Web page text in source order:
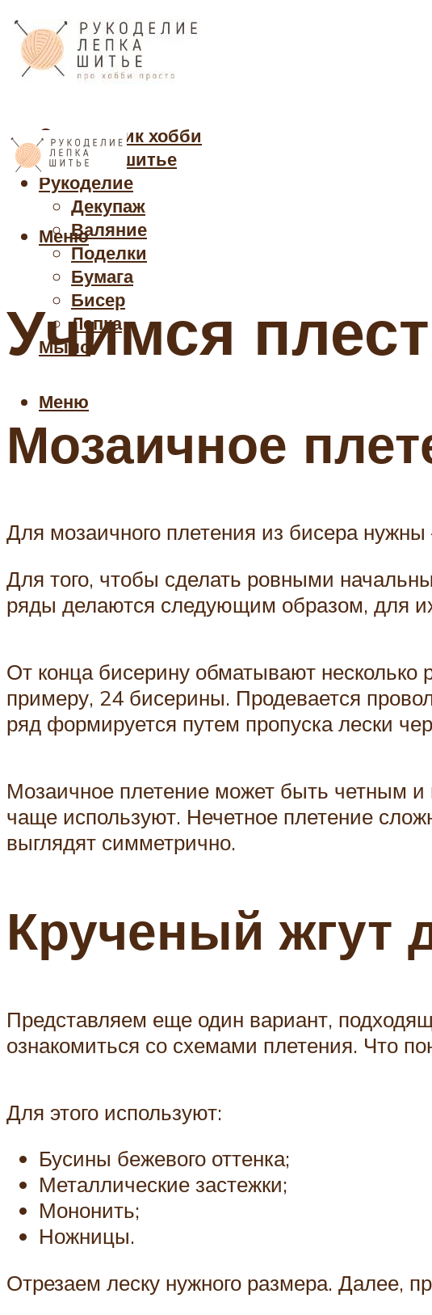
Cправочник хобби
Кройка и шитье
Рукоделие
Декупаж
Валяние
Поделки
Бумага
Бисер
Лепка
Мыло
Меню
Меню
Учимся
Мозаичное
Для мозаичного плетения из бисера
Для того, чтобы сделать ровными
ряды делаются следующим образом, для их
От конца бисерину обматывают
примеру, 24 бисерины. Продевается
ряд формируется путем пропуска лески
Мозаичное плетение может быть четным и
чаще используют. Нечетное плетение
выглядят симметрично.
Крученый жгут
Представляем еще один вариант,
ознакомиться со схемами плетения. Что
Для этого используют:
Бусины бежевого оттенка;
Металлические застежки;
Мононить;
Ножницы.
Отрезаем леску нужного размера. Далее,